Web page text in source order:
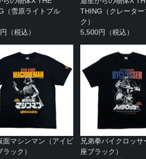
（雪原ライトブル
（税込）
THING（クレーター
ク）
5,500円（税込）
面マシンマン（アイビ
ック）
兄弟拳バイクロッサ
座ブラック）